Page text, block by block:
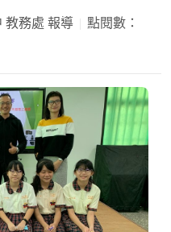
教務處 報導
點閱數：